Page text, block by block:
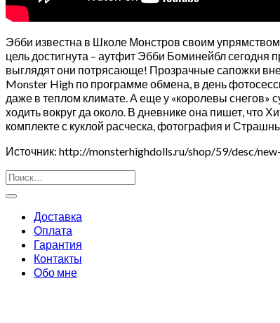
Эбби известна в Школе Монстров своим
цель достигнута – аутфит Эбби Боминейбл
выглядят они потрясающе! Прозрачные сапожки
Monster High по программе обмена, в день
даже в теплом климате. А еще у «королевы снегов»
ходить вокруг да около. В дневнике она пишет, что
комплекте с куклой расческа, фотография и
Источник: http://monsterhighdolls.ru/shop/59/desc/
Искать:
Доставка
Оплата
Гарантия
Контакты
Обо мне